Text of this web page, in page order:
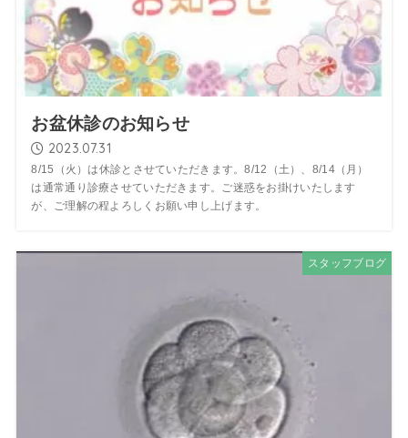
お盆休診のお知らせ
2023.07.31
8/15（火）は休診とさせていただきます。8/12（土）、8/14（月）
は通常通り診療させていただきます。ご迷惑をお掛けいたします
が、ご理解の程よろしくお願い申し上げます。
スタッフブログ